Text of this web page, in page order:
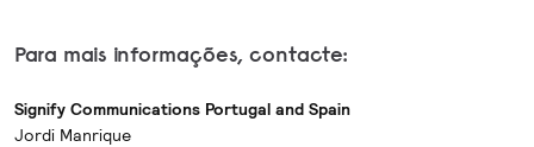
Para mais informações, contacte:
Signify Communications Portugal and Spain
Jordi Manrique